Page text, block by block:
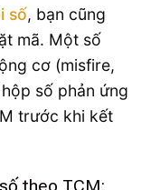
số, bạn cũng
mã. Một số
cơ (misfire,
số phản ứng
trước khi kết